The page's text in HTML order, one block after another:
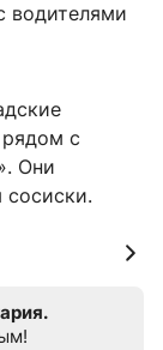
водителями
рядом с
Они
сосиски.